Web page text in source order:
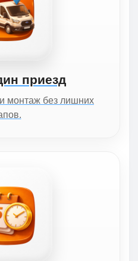
приезд
монтаж без лишних